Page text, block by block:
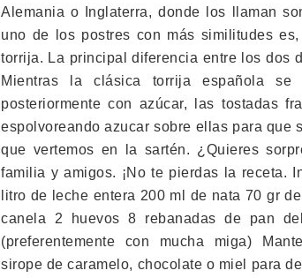
Alemania o Inglaterra, donde los llaman
uno de los postres con más similitudes
torrija. La principal diferencia entre los dos
Mientras la clásica torrija española
posteriormente con azúcar, las tostadas
espolvoreando azucar sobre ellas para que
que vertemos en la sartén. ¿Quieres
familia y amigos. ¡No te pierdas la receta.
litro de leche entera 200 ml de nata 70 gr
canela 2 huevos 8 rebanadas de pan
(preferentemente con mucha miga)
sirope de caramelo, chocolate o miel para